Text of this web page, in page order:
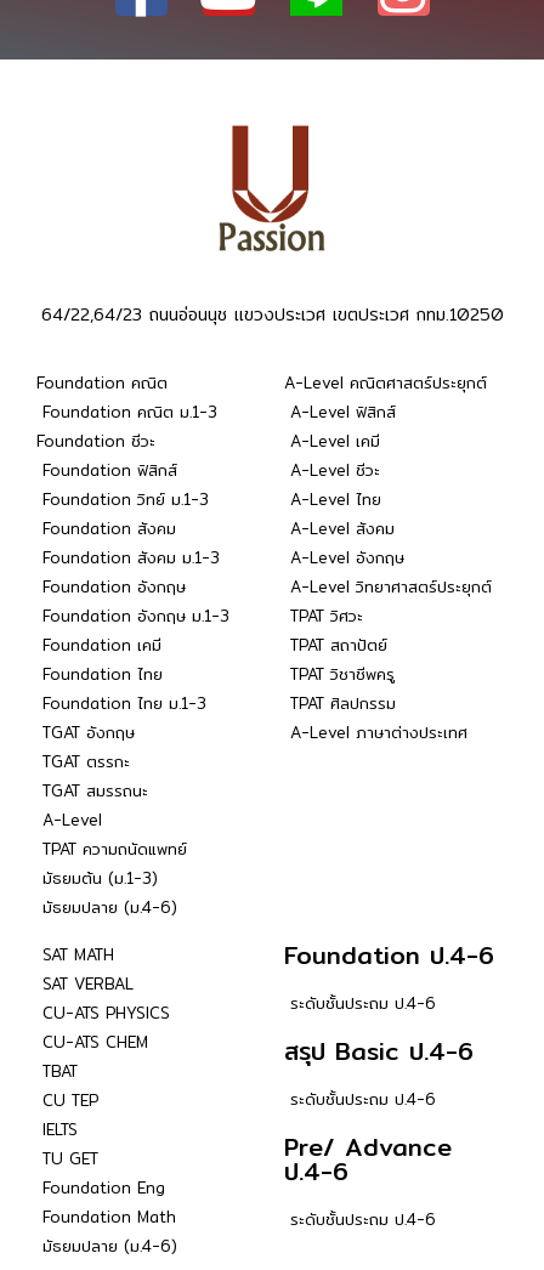
64/22,64/23 ถนนอ่อนนุช แขวงประเวศ เขตประเวศ กทม.10250
Foundation คณิต
Foundation คณิต ม.1-3
Foundation ชีวะ
Foundation ฟิสิกส์
Foundation วิทย์ ม.1-3
Foundation สังคม
Foundation สังคม ม.1-3
Foundation อังกฤษ
Foundation อังกฤษ ม.1-3
Foundation เคมี
Foundation ไทย
Foundation ไทย ม.1-3
TGAT อังกฤษ
TGAT ตรรกะ
TGAT สมรรถนะ
A-Level
TPAT ความถนัดแพทย์
มัธยมต้น (ม.1-3)
มัธยมปลาย (ม.4-6)
A-Level คณิตศาสตร์ประยุกต์
A-Level ฟิสิกส์
A-Level เคมี
A-Level ชีวะ
A-Level ไทย
A-Level สังคม
A-Level อังกฤษ
A-Level วิทยาศาสตร์ประยุกต์
TPAT วิศวะ
TPAT สถาปัตย์
TPAT วิชาชีพครู
TPAT ศิลปกรรม
A-Level ภาษาต่างประเทศ
SAT MATH
SAT VERBAL
CU-ATS PHYSICS
CU-ATS CHEM
TBAT
CU TEP
IELTS
TU GET
Foundation Eng
Foundation Math
มัธยมปลาย (ม.4-6)
Foundation ป.4-6
ระดับชั้นประถม ป.4-6
สรุป Basic ป.4-6
ระดับชั้นประถม ป.4-6
Pre/ Advance
ป.4-6
ระดับชั้นประถม ป.4-6